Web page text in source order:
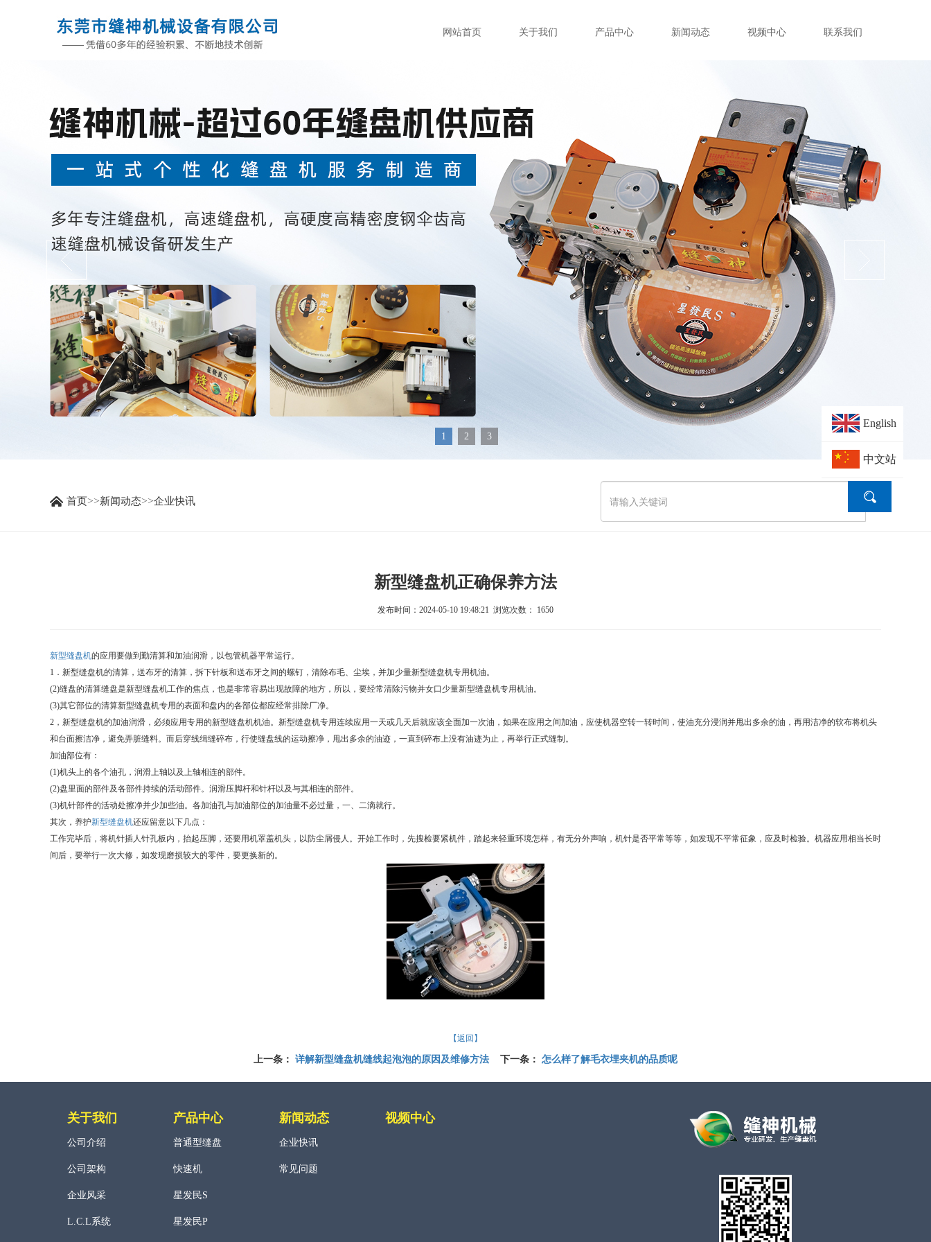
English
中文站
网站首页 关于我们 产品中心 新闻动态 视频中心 联系我们
1 2 3
首页>>新闻动态>>企业快讯
新型缝盘机正确保养方法
发布时间：2024-05-10 19:48:21 浏览次数： 1650
新型缝盘机的应用要做到勤清算和加油润滑，以包管机器平常运行。
1．新型缝盘机的清算，送布牙的清算，拆下针板和送布牙之间的螺钉，清除布毛、尘埃，并加少量新型缝盘机专用机油。
(2)缝盘的清算缝盘是新型缝盘机工作的焦点，也是非常容易出现故障的地方，所以，要经常清除污物并女口少量新型缝盘机专用机油。
(3)其它部位的清算新型缝盘机专用的表面和盘内的各部位都应经常排除厂净。
2，新型缝盘机的加油润滑，必须应用专用的新型缝盘机机油。新型缝盘机专用连续应用一天或几天后就应该全面加一次油，如果在应用之间加油，应使机器空转一转时间，使油充分浸润并甩出多余的油，再用洁净的软布将机头
和台面擦洁净，避免弄脏缝料。而后穿线缉缝碎布，行使缝盘线的运动擦净，甩出多余的油迹，一直到碎布上没有油迹为止，再举行正式缝制。
加油部位有：
(1)机头上的各个油孔，润滑上轴以及上轴相连的部件。
(2)盘里面的部件及各部件持续的活动部件。润滑压脚杆和针杆以及与其相连的部件。
(3)机针部件的活动处擦净并少加些油。各加油孔与加油部位的加油量不必过量，一、二滴就行。
其次，养护新型缝盘机还应留意以下几点：
工作完毕后，将机针插人针孔板内，抬起压脚，还要用机罩盖机头，以防尘屑侵人。开始工作时，先搜检要紧机件，踏起来轻重环境怎样，有无分外声响，机针是否平常等等，如发现不平常征象，应及时检验。机器应用相当长时
间后，要举行一次大修，如发现磨损较大的零件，要更换新的。
【返回】
上一条： 详解新型缝盘机缝线起泡泡的原因及维修方法 下一条： 怎么样了解毛衣埋夹机的品质呢
关于我们
公司介绍
公司架构
企业风采
L.C.L系统
产品中心
普通型缝盘
快速机
星发民S
星发民P
新闻动态
企业快讯
常见问题
视频中心